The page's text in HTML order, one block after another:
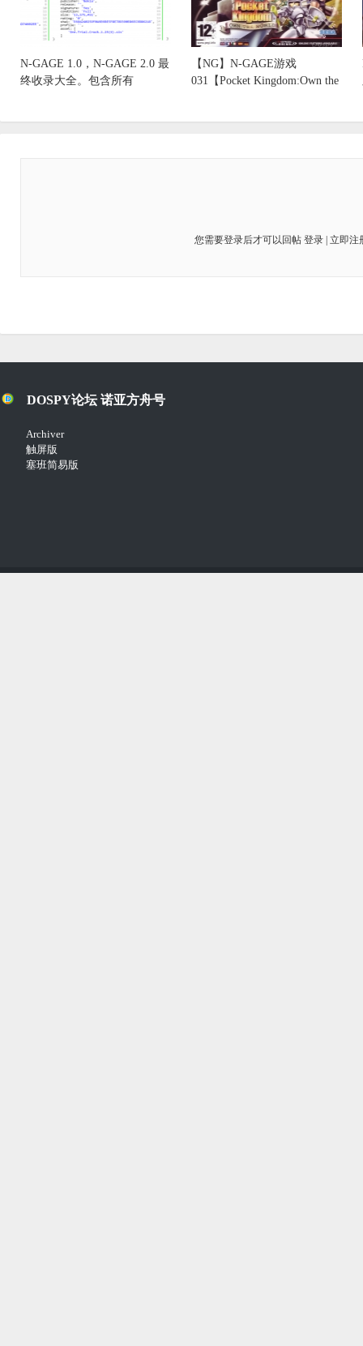
N-GAGE 1.0，N-GAGE 2.0 最
终收录大全。包含所有
【NG】N-GAGE游戏
031【Pocket Kingdom:Own the
您需要登录后才可以回帖 登录| 立即注
DOSPY论坛 诺亚方舟号
Archiver
触屏版
塞班简易版